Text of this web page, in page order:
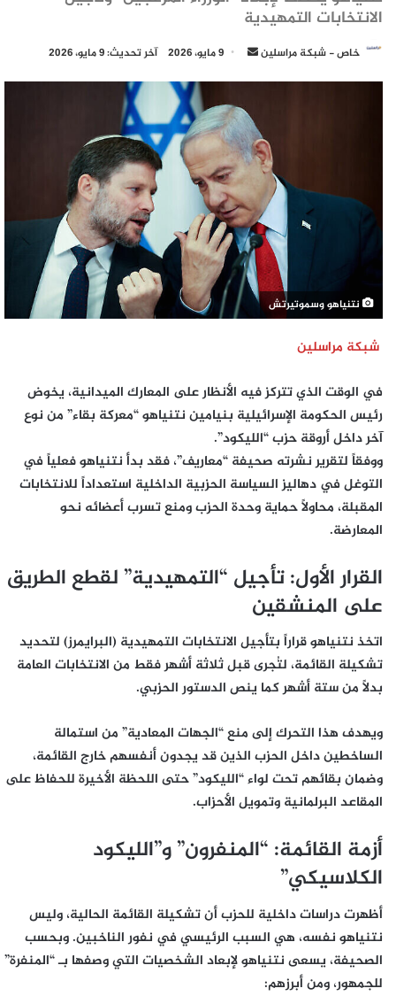
الانتخابات التمهيدية
خاص - شبكة مراسلين
أرسل 9 مايو، 2026 آخر تحديث: 9 مايو، 2026
نتنياهو وسموتيرتش
شبكة مراسلين
في الوقت الذي تتركز فيه الأنظار على المعارك الميدانية، يخوض
رئيس الحكومة الإسرائيلية بنيامين نتنياهو “معركة بقاء” من نوع
آخر داخل أروقة حزب “الليكود”.
ووفقاً لتقرير نشرته صحيفة “معاريف”، فقد بدأ نتنياهو فعلياً في
التوغل في دهاليز السياسة الحزبية الداخلية استعداداً للانتخابات
المقبلة، محاولاً حماية وحدة الحزب ومنع تسرب أعضائه نحو
المعارضة.
القرار الأول: تأجيل “التمهيدية” لقطع الطريق
على المنشقين
اتخذ نتنياهو قراراً بتأجيل الانتخابات التمهيدية (البرايمرز) لتحديد
تشكيلة القائمة، لتُجرى قبل ثلاثة أشهر فقط من الانتخابات العامة
بدلاً من ستة أشهر كما ينص الدستور الحزبي.
ويهدف هذا التحرك إلى منع “الجهات المعادية” من استمالة
الساخطين داخل الحزب الذين قد يجدون أنفسهم خارج القائمة،
وضمان بقائهم تحت لواء “الليكود” حتى اللحظة الأخيرة للحفاظ على
المقاعد البرلمانية وتمويل الأحزاب.
أزمة القائمة: “المنفرون” و”الليكود
الكلاسيكي”
أظهرت دراسات داخلية للحزب أن تشكيلة القائمة الحالية، وليس
نتنياهو نفسه، هي السبب الرئيسي في نفور الناخبين. وبحسب
الصحيفة، يسعى نتنياهو لإبعاد الشخصيات التي وصفها بـ “المنفرة”
للجمهور، ومن أبرزهم: